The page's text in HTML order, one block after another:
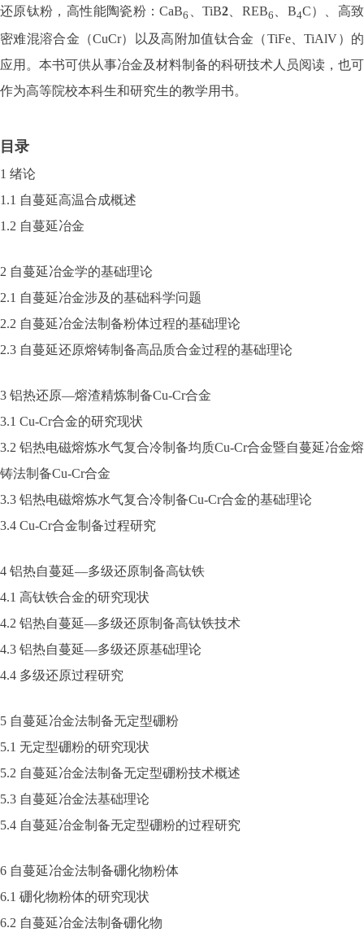
还原钛粉，高性能陶瓷粉：CaB6 、TiB2 、REB6 、B4C）、高致
密难混溶合金（CuCr）以及高附加值钛合金（TiFe、TiAlV）的
应用。本书可供从事冶金及材料制备的科研技术人员阅读，也可
作为高等院校本科生和研究生的教学用书。
目录
1 绪论
1.1 自蔓延高温合成概述
1.2 自蔓延冶金
2 自蔓延冶金学的基础理论
2.1 自蔓延冶金涉及的基础科学问题
2.2 自蔓延冶金法制备粉体过程的基础理论
2.3 自蔓延还原熔铸制备高品质合金过程的基础理论
3 铝热还原—熔渣精炼制备Cu-Cr合金
3.1 Cu-Cr合金的研究现状
3.2 铝热电磁熔炼水气复合冷制备均质Cu-Cr合金暨自蔓延冶金熔
铸法制备Cu-Cr合金
3.3 铝热电磁熔炼水气复合冷制备Cu-Cr合金的基础理论
3.4 Cu-Cr合金制备过程研究
4 铝热自蔓延—多级还原制备高钛铁
4.1 高钛铁合金的研究现状
4.2 铝热自蔓延—多级还原制备高钛铁技术
4.3 铝热自蔓延—多级还原基础理论
4.4 多级还原过程研究
5 自蔓延冶金法制备无定型硼粉
5.1 无定型硼粉的研究现状
5.2 自蔓延冶金法制备无定型硼粉技术概述
5.3 自蔓延冶金法基础理论
5.4 自蔓延冶金制备无定型硼粉的过程研究
6 自蔓延冶金法制备硼化物粉体
6.1 硼化物粉体的研究现状
6.2 自蔓延冶金法制备硼化物